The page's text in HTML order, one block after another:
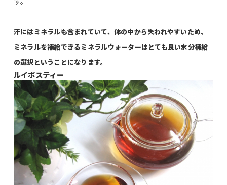
汗にはミネラルも含まれていて、体の中から失われやすいため、
ミネラルを補給できるミネラルウォーターはとても良い水分補給
の選択ということになります。
ルイボスティー